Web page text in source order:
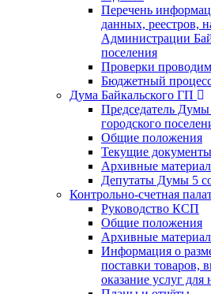
Перечень
данных, реестров,
Администрации
поселения
Проверки
Бюджетный
Дума Байкальского ГП
Председатель Думы
городского
Общие положения
Текущие документы
Архивные
Депутаты Думы 5
Контрольно-счетная
Руководство КСП
Общие положения
Архивные
Информация о
поставки товаров,
оказание услуг